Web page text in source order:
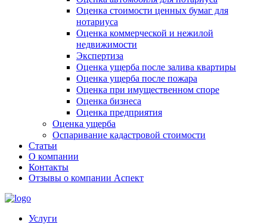
Оценка стоимости ценных бумаг для
нотариуса
Оценка коммерческой и нежилой
недвижимости
Экспертиза
Оценка ущерба после залива квартиры
Оценка ущерба после пожара
Оценка при имущественном споре
Оценка бизнеса
Оценка предприятия
Оценка ущерба
Оспаривание кадастровой стоимости
Статьи
О компании
Контакты
Отзывы о компании Аспект
Услуги